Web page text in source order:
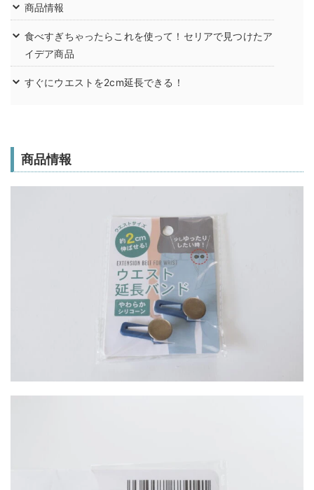
商品情報
食べすぎちゃったらこれを使って！セリアで見つけたア
イデア商品
すぐにウエストを2cm延長できる！
商品情報